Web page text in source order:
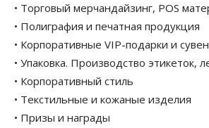
• Торговый мерчандайзинг, POS
• Полиграфия и печатная продукция
• Корпоративные VIP-подарки и
• Упаковка. Производство этикеток,
• Корпоративный стиль
• Текстильные и кожаные изделия
• Призы и награды